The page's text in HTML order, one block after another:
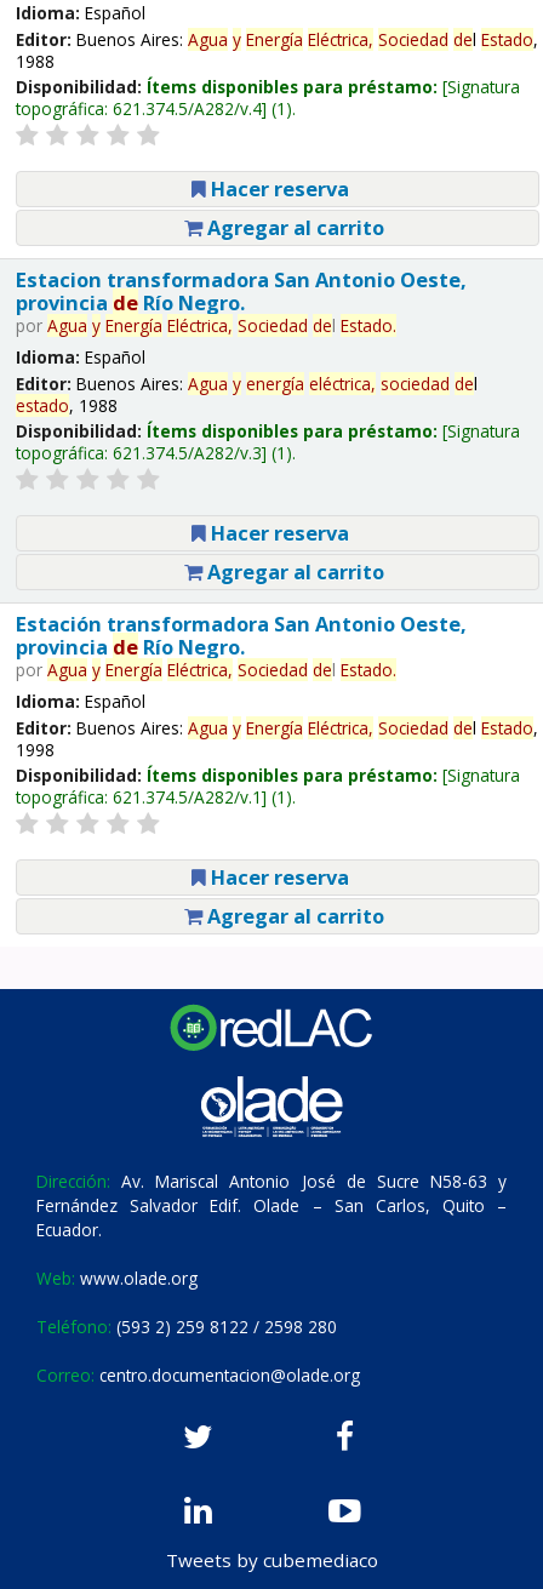
Idioma: Español
Editor: Buenos Aires: Agua y Energía Eléctrica, Sociedad del Estado,
1988
Disponibilidad: Ítems disponibles para préstamo: Signatura
topográfica: 621.374.5/A282/v.4 (1).
Hacer reserva
Agregar al carrito
Estacion transformadora San Antonio Oeste,
provincia deRío Negro.
por Agua y Energía Eléctrica, Sociedad del Estado.
Idioma: Español
Editor: Buenos Aires: Agua y energía eléctrica, sociedad del
estado, 1988
Disponibilidad: Ítems disponibles para préstamo: Signatura
topográfica: 621.374.5/A282/v.3 (1).
Hacer reserva
Agregar al carrito
Estación transformadora San Antonio Oeste,
provincia deRío Negro.
por Agua y Energía Eléctrica, Sociedad del Estado.
Idioma: Español
Editor: Buenos Aires: Agua y Energía Eléctrica, Sociedad del Estado,
1998
Disponibilidad: Ítems disponibles para préstamo: Signatura
topográfica: 621.374.5/A282/v.1 (1).
Hacer reserva
Agregar al carrito
Dirección: Av. Mariscal Antonio José de Sucre N58-63 y
Fernández Salvador Edif. Olade – San Carlos, Quito –
Ecuador.
Web: www.olade.org
Teléfono: (593 2) 259 8122 / 2598 280
Correo: centro.documentacion@olade.org
Tweets by cubemediaco